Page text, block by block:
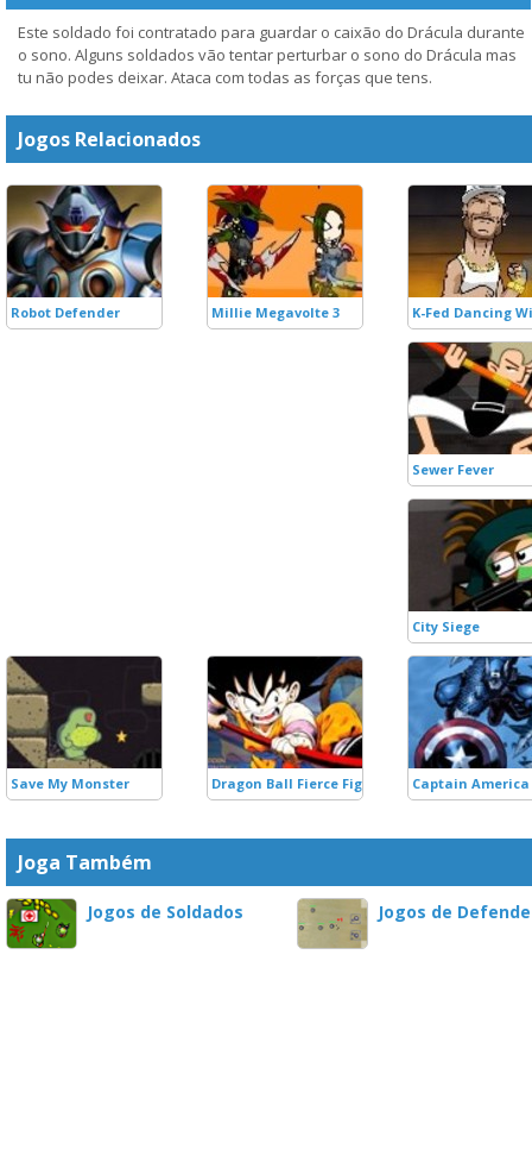
Este soldado foi contratado para guardar o caixão do Drácula durante
o sono. Alguns soldados vão tentar perturbar o sono do Drácula mas
tu não podes deixar. Ataca com todas as forças que tens.
Jogos Relacionados
Robot Defender Millie Megavolte 3 K-Fed Dancing
Sewer Fever
City Siege
Save My Monster Dragon Ball Fierce Fighting Captain
Joga Também
Jogos de Soldados Jogos de